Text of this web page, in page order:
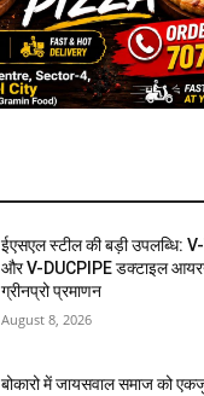
ईएसएल स्टील की बड़ी उपलब्धि:
और V-DUCPIPE डक्टाइल आयरन
ग्रीनप्रो प्रमाणन
August 8, 2026
बोकारो में जायसवाल समाज को